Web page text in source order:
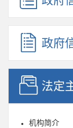
政府
法定
机构简介